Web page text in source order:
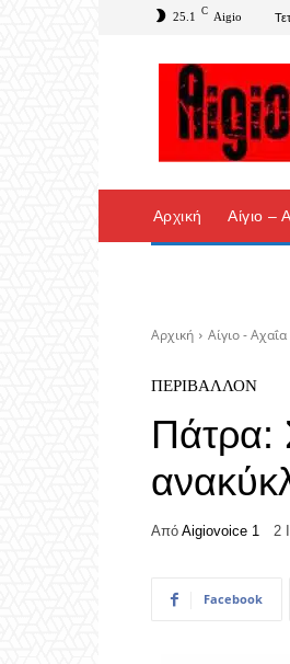
25.1 C Aigio
Αρχική Αίγιο –
Αρχική Αίγιο - Αχαΐα
ΠΕΡΙΒΆΛΛΟΝ
Πάτρα:
Από Aigiovoice 1 2
Facebook